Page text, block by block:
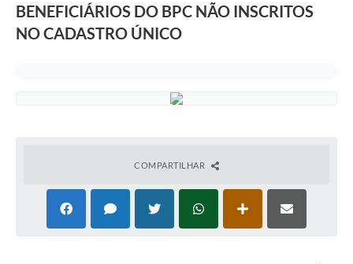
BENEFICIÁRIOS DO BPC NÃO INSCRITOS
NO CADASTRO ÚNICO
COMPARTILHAR